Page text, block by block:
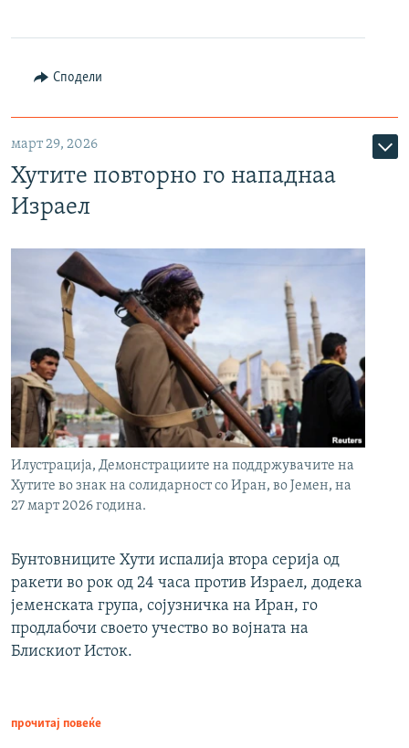
Сподели
март 29, 2026
Хутите повторно го нападнаа
Израел
Илустрација, Демонстрациите на поддржувачите на
Хутите во знак на солидарност со Иран, во Јемен, на
27 март 2026 година.
Бунтовниците Хути испалија втора серија од
ракети во рок од 24 часа против Израел, додека
јеменската група, сојузничка на Иран, го
продлабочи своето учество во војната на
Блискиот Исток.
прочитај повеќе